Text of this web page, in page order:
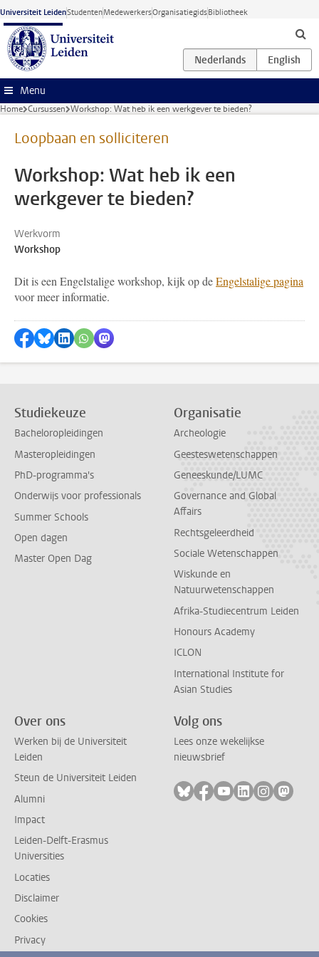
Ga naar hoofdinhoud
Universiteit LeidenStudentenMedewerkersOrganisatiegidsBibliotheek
Menu
Home Cursussen Workshop: Wat heb ik een werkgever te bieden?
Loopbaan en solliciteren
Workshop: Wat heb ik een
werkgever te bieden?
Werkvorm
Workshop
Dit is een Engelstalige workshop, kijk op deEngelstalige pagina
voor meer informatie.
Delen op Facebook
Delen via Bluesky
Delen op LinkedIn
Delen via WhatsApp
Delen via Mastodon
Studiekeuze
Bacheloropleidingen
Masteropleidingen
PhD-programma's
Onderwijs voor professionals
Summer Schools
Open dagen
Master Open Dag
Organisatie
Archeologie
Geesteswetenschappen
Geneeskunde/LUMC
Governance and Global
Affairs
Rechtsgeleerdheid
Sociale Wetenschappen
Wiskunde en
Natuurwetenschappen
Afrika-Studiecentrum Leiden
Honours Academy
ICLON
International Institute for
Asian Studies
Over ons
Werken bij de Universiteit
Leiden
Steun de Universiteit Leiden
Alumni
Impact
Leiden-Delft-Erasmus
Universities
Locaties
Disclaimer
Cookies
Privacy
Volg ons
Lees onze wekelijkse
nieuwsbrief
Volg ons op bluesky
Volg ons op facebook
Volg ons op
Volg ons op
Volg ons
Volg